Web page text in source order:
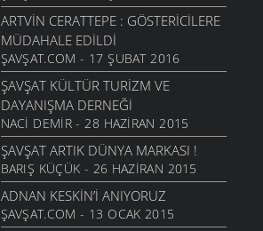
ARTVIN CERATTEPE : GÖSTERICILERE
MÜDAHALE EDILDI
ŞAVŞAT.COM - 17 ŞUBAT 2016
ŞAVŞAT KÜLTÜR TURIZM VE
DAYANIŞMA DERNEĞI
NACI DEMIR - 28 HAZIRAN 2015
ŞAVŞAT ARTIK DÜNYA MARKASI !
BARIŞ KÜÇÜK - 26 HAZIRAN 2015
ADNAN KESKIN’I ANIYORUZ
ŞAVŞAT.COM - 13 OCAK 2015